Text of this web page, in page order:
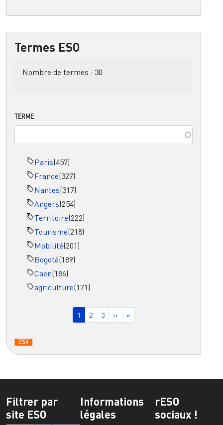
Termes ESO
Nombre de termes : 30
TERME
Paris(457)
France(327)
Nantes(317)
Angers(254)
Territoire(222)
Tourisme(218)
Mobilité(201)
Bogotá(189)
Caen(186)
agriculture(171)
Page courante
1 Page
2 Page
3 Page suivante
›› Dernière page
»
Filtrer par
site ESO
Informations
légales
rESO
sociaux !